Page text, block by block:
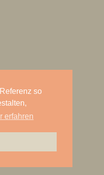
so
erfahren